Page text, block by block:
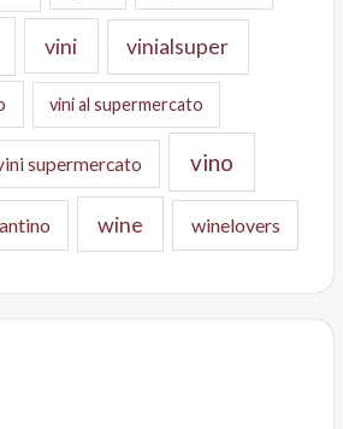
vini vinialsuper
vini al supermercato
supermercato vino
wine winelovers